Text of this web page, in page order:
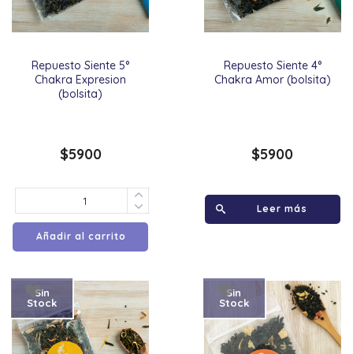
Repuesto Siente 5°
Chakra Expresion
(bolsita)
$5900
Añadir al carrito
Repuesto Siente 4°
Chakra Amor (bolsita)
$5900
Leer más
Sin
Stock
Sin
Stock